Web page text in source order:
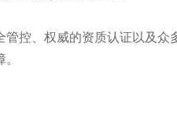
控、权威的资质认证以及